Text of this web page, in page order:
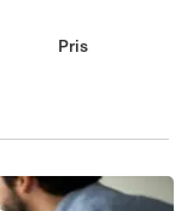
Pris